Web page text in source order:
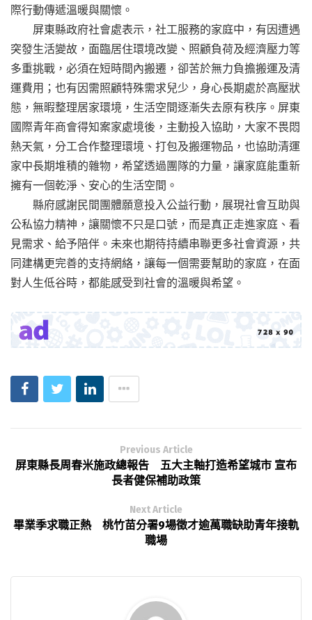
際行動傳遞溫暖與關懷。
屏東縣政府社會處表示，社工服務的家庭中，有因遭遇
突發生活變故，面臨居住環境改變、照顧負荷及經濟壓力等
多重挑戰，必須在短時間內搬遷，卻苦於無力負擔搬運及清
運費用；也有因需照顧特殊需求兒少，身心長期處於高壓狀
態，無暇整理居家環境，生活空間逐漸失去原有秩序。屏東
國際青年商會得知案家處境後，主動投入協助，大家不畏悶
熱天氣，分工合作整理環境、打包及搬運物品，也協助清運
家中長期堆積的雜物，希望透過團隊的力量，讓家庭能重新
擁有一個乾淨、安心的生活空間。
縣府感謝民間團體願意投入公益行動，展現社會互助與
公私協力精神，讓關懷不只是口號，而是真正走進家庭、看
見需求、給予陪伴。未來也期待持續串聯更多社會資源，共
同建構更完善的支持網絡，讓每一個需要幫助的家庭，在面
對人生低谷時，都能感受到社會的溫暖與希望。
Previous Article
屏東縣長周春米施政總報告 五大主軸打造希望城市 宣布
長者健保補助政策
Next Article
畢業季求職正熱 桃竹苗分署9場徵才逾萬職缺助青年接軌
職場